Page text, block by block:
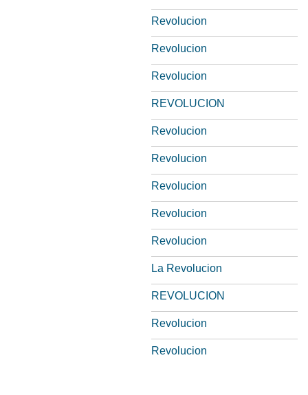
Revolucion
Revolucion
Revolucion
REVOLUCION
Revolucion
Revolucion
Revolucion
Revolucion
Revolucion
La Revolucion
REVOLUCION
Revolucion
Revolucion